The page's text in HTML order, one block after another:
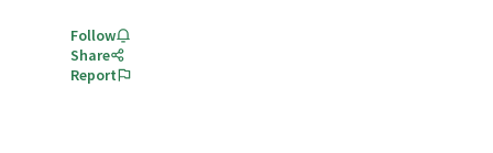
Follow
Share
Report